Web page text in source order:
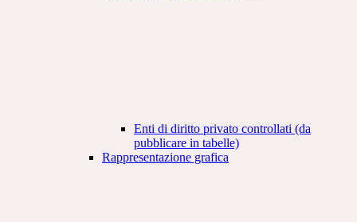
Enti di diritto privato controllati (da
pubblicare in tabelle)
Rappresentazione grafica